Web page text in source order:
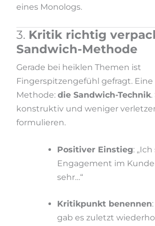
eines Monologs.
3. Kritik richtig
Sandwich-Methode
Gerade bei heiklen Themen ist
Fingerspitzengefühl gefragt.
Methode: die Sandwich-Technik.
konstruktiv und weniger
formulieren.
Positiver Einstieg:
Engagement im
sehr…“
Kritikpunkt benennen
gab es zuletzt